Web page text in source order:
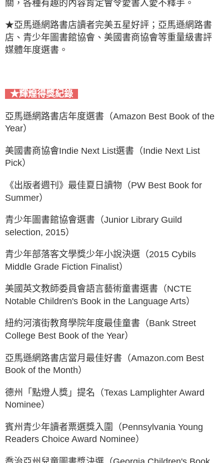
關，各種有趣的內容肯定會令愛書人愛不釋手。
★亞馬遜網路書店讀者完美五星好評；亞馬遜網路書
店、青少年圖書館協會、美國書商協會等重量級書評
媒體年度選書。
★輝煌得獎紀錄
亞馬遜網路書店年度選書（Amazon Best Book of the
Year）
美國書商協會Indie Next List選書（Indie Next List
Pick）
《出版者週刊》最佳夏日讀物（PW Best Book for
Summer）
青少年圖書館協會選書（Junior Library Guild
selection, 2015）
青少年部落客文學獎少年小說決選（2015 Cybils
Middle Grade Fiction Finalist）
美國英文教師委員會語言藝術童書選書（NCTE
Notable Children's Book in the Language Arts）
紐約河濱街教育學院年度最佳童書（Bank Street
College Best Book of the Year）
亞馬遜網路書店當月最佳好書（Amazon.com Best
Book of the Month）
德州「點燈人獎」提名（Texas Lamplighter Award
Nominee）
賓州青少年讀者票選獎入圍（Pennsylvania Young
Readers Choice Award Nominee）